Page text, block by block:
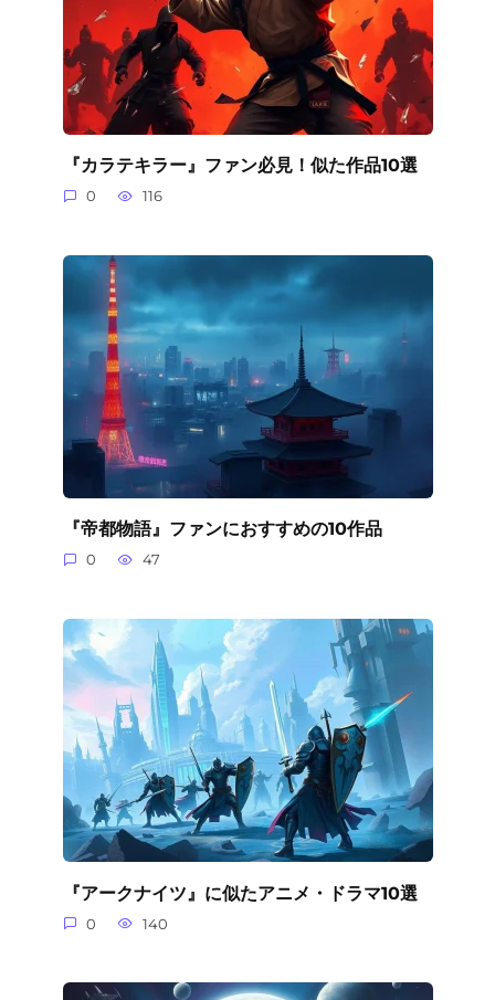
『カラテキラー』ファン必見！似た作品10選
0 116
『帝都物語』ファンにおすすめの10作品
0 47
『アークナイツ』に似たアニメ・ドラマ10選
0 140